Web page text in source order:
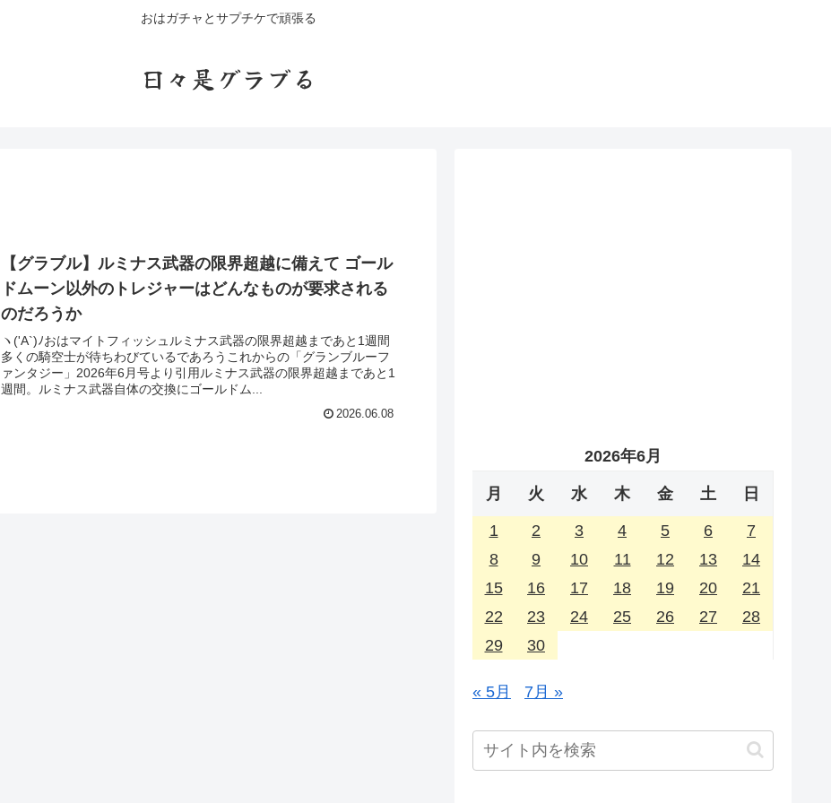
おはガチャとサプチケで頑張る
日々是グラブる
【グラブル】ルミナス武器の限界超越に備えて ゴール
ドムーン以外のトレジャーはどんなものが要求される
のだろうか
ヽ('A`)ﾉおはマイトフィッシュルミナス武器の限界超越まであと1週間
多くの騎空士が待ちわびているであろうこれからの「グランブルーフ
ァンタジー」2026年6月号より引用ルミナス武器の限界超越まであと1
週間。ルミナス武器自体の交換にゴールドム...
2026.06.08
2026年6月
月 火 水 木 金 土 日
1 2 3 4 5 6
7
8
9 10 11 12 13
14
15
16 17 18 19 20
21
22
23 24 25 26 27
28
29
30
« 5月 7月 »